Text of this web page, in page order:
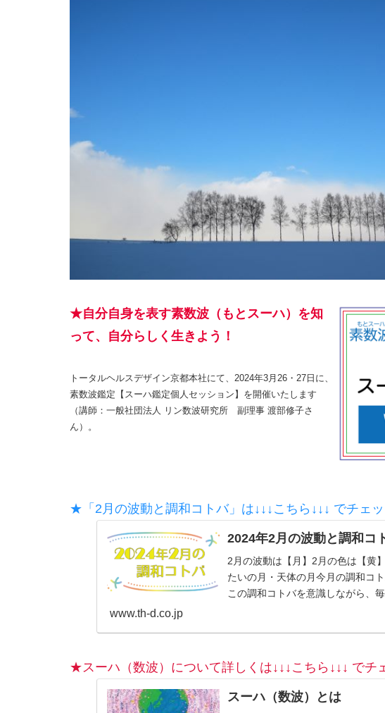
★自分自身を表す素数波（もとスーハ）を知
って、自分らしく生きよう！
トータルヘルスデザイン京都本社にて、2024年3月26・27日に、
素数波鑑定【スーハ鑑定個人セッション】を開催いたします
（講師：一般社団法人 リン数波研究所 副理事 渡部修子さ
ん）。
★「2月の波動と調和コトバ」は↓↓↓こちら↓↓↓ でチェッ
2024年2月の波動と調和コ
2月の波動は【月】2月の色は【黄
たいの月・天体の月今月の調和コ
この調和コトバを意識しながら、
www.th-d.co.jp
★スーハ（数波）について詳しくは↓↓↓こちら↓↓↓ でチ
スーハ（数波）とは